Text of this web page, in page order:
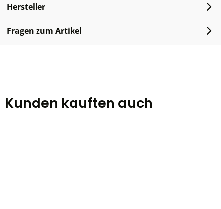
Hersteller
Fragen zum Artikel
Kunden kauften auch